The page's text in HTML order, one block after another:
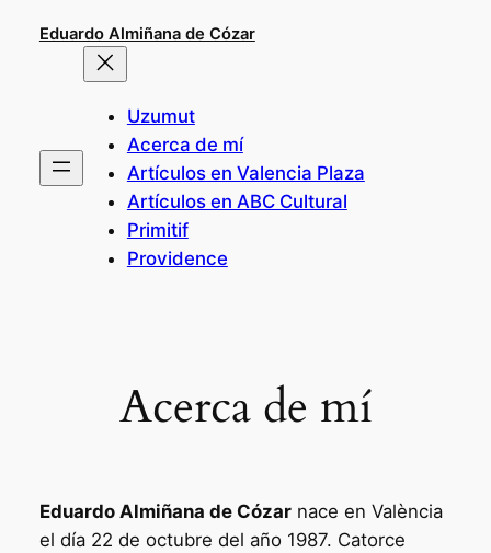
Eduardo Almiñana de Cózar
Uzumut
Acerca de mí
Artículos en Valencia Plaza
Artículos en ABC Cultural
Primitif
Providence
Acerca de mí
Eduardo Almiñana de Cózarnace en València
el día 22 de octubre del año 1987. Catorce